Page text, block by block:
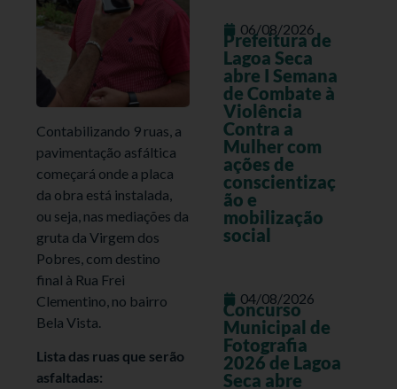
Contabilizando 9 ruas, a
pavimentação asfáltica
começará onde a placa
da obra está instalada,
ou seja, nas mediações da
gruta da Virgem dos
Pobres, com destino
final à Rua Frei
Clementino, no bairro
Bela Vista.
Lista das ruas que serão
asfaltadas:
06/08/2026
Prefeitura de
Lagoa Seca
abre I Semana
de Combate à
Violência
Contra a
Mulher com
ações de
conscientizaç
ão e
mobilização
social
04/08/2026
Concurso
Municipal de
Fotografia
2026 de Lagoa
Seca abre